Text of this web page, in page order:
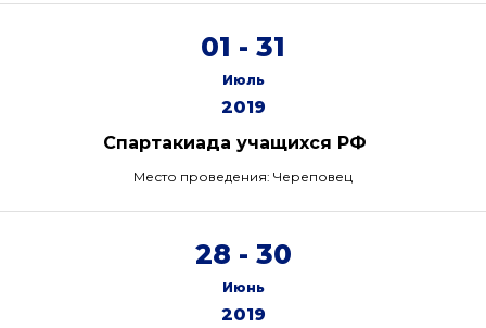
01 - 31
Июль
2019
Спартакиада учащихся РФ
Место проведения: Череповец
28 - 30
Июнь
2019